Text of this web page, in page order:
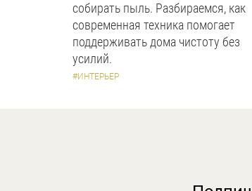
собирать пыль. Разбираемся, как
современная техника помогает
поддерживать дома чистоту без
усилий.
#ИНТЕРЬЕР